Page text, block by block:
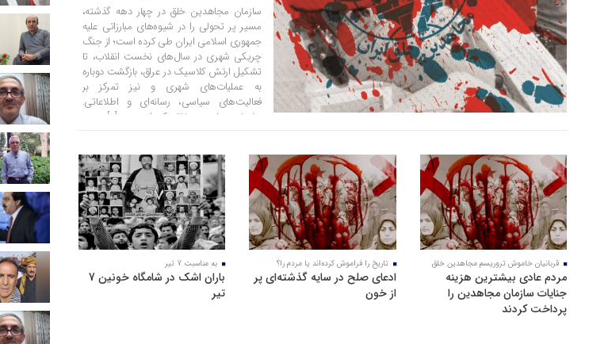
سازمان مجاهدین خلق در چهار دهه گذشته،
مسیر پر تحولی را در شیوه‌های مبارزاتی علیه
جمهوری اسلامی ایران طی کرده است؛ از جنگ
چریکی شهری در سال‌های نخست انقلاب، تا
تشکیل ارتش کلاسیک در عراق، بازگشت دوباره
به عملیات‌های شهری و نیز تمرکز بر
فعالیت‌های سیاسی، رسانه‌ای و اطلاعاتی.
سازمان مجاهدین خلق یکی از معدود […]
قربانیان خاموش تروریسم مجاهدین خلق
مردم عادی بیشترین هزینه
جنایات سازمان مجاهدین را
پرداخت کردند
تاریخ را فراموش کرده‌اند یا مردم را؟
ادعای صلح در سایه گذشته‌ای پر
از خون
08 تیر 1405
به مناسبت 7 تیر
باران اشک در شامگاه خونین 7
تیر